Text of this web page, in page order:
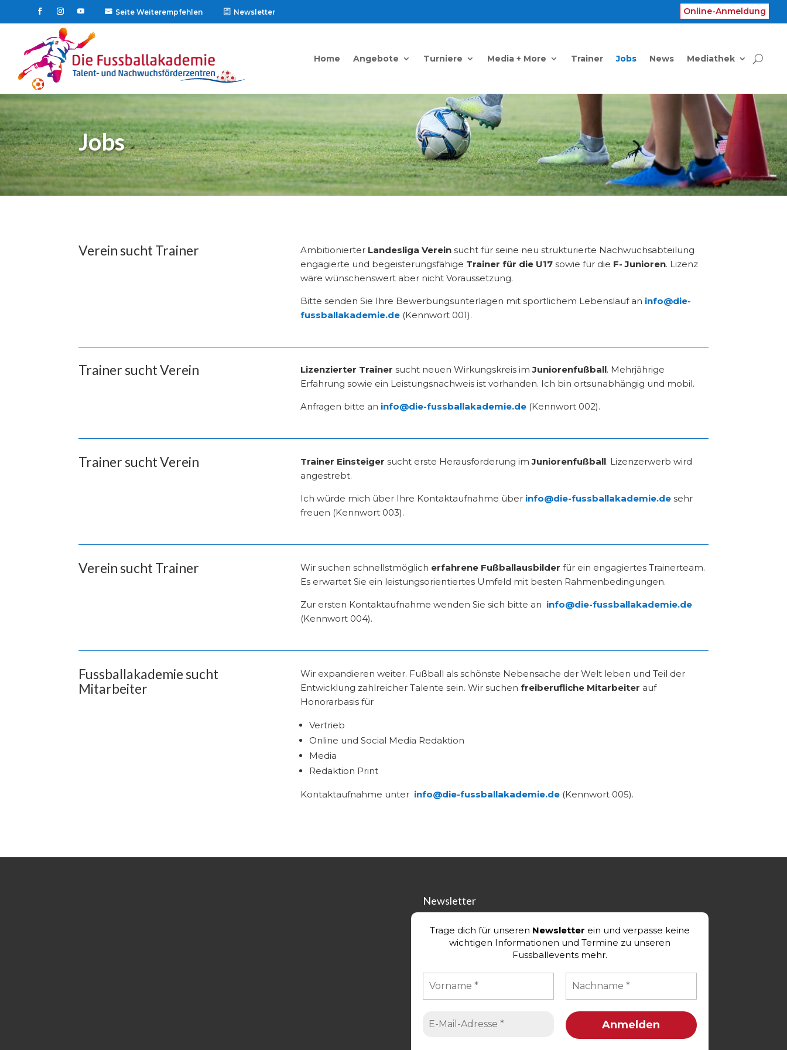
Seite Weiterempfehlen Newsletter Online-Anmeldung
Home Angebote Turniere Media + More Trainer Jobs News Mediathek
Jobs
Verein sucht Trainer Ambitionierter Landesliga Vereinsucht für seine neu strukturierte Nachwuchsabteilung
engagierte und begeisterungsfähige Trainer für die U17sowie für die F- Junioren. Lizenz
wäre wünschenswert aber nicht Voraussetzung.
Bitte senden Sie Ihre Bewerbungsunterlagen mit sportlichem Lebenslauf an info@die-
fussballakademie.de(Kennwort 001).
Trainer sucht Verein Lizenzierter Trainer sucht neuen Wirkungskreis imJuniorenfußball. Mehrjährige
Erfahrung sowie ein Leistungsnachweis ist vorhanden. Ich bin ortsunabhängig und mobil.
Anfragen bitte an info@die-fussballakademie.de(Kennwort 002).
Trainer sucht Verein Trainer Einsteiger sucht erste Herausforderung imJuniorenfußball. Lizenzerwerb wird
angestrebt.
Ich würde mich über Ihre Kontaktaufnahme über info@die-fussballakademie.desehr
freuen (Kennwort 003).
Verein sucht Trainer Wir suchen schnellstmöglich erfahrene Fußballausbilder für ein engagiertes Trainerteam.
Es erwartet Sie ein leistungsorientiertes Umfeld mit besten Rahmenbedingungen.
Zur ersten Kontaktaufnahme wenden Sie sich bitte an info@die-fussballakademie.de
(Kennwort 004).
Fussballakademie sucht
Mitarbeiter
Wir expandieren weiter. Fußball als schönste Nebensache der Welt leben und Teil der
Entwicklung zahlreicher Talente sein. Wir suchen freiberufliche Mitarbeiter auf
Honorarbasis für
Vertrieb
Online und Social Media Redaktion
Media
Redaktion Print
Kontaktaufnahme unter info@die-fussballakademie.de(Kennwort 005).
Newsletter
Trage dich für unseren Newsletter ein und verpasse keine
wichtigen Informationen und Termine zu unseren
Fussballevents mehr.